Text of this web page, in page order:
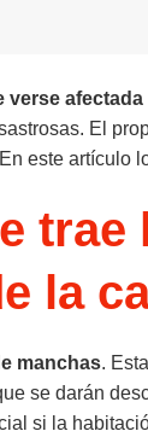
El
este artículo
trae
la
manchas.
se darán
si la